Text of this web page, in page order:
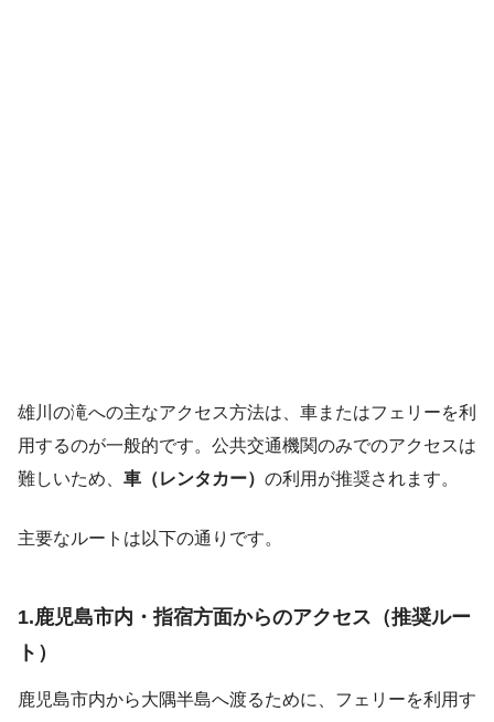
雄川の滝への主なアクセス方法は、車またはフェリーを利
用するのが一般的です。公共交通機関のみでのアクセスは
難しいため、 車（レンタカー） の利用が推奨されます。
主要なルートは以下の通りです。
1.鹿児島市内・指宿方面からのアクセス（推奨ルー
ト）
鹿児島市内から大隅半島へ渡るために、フェリーを利用す